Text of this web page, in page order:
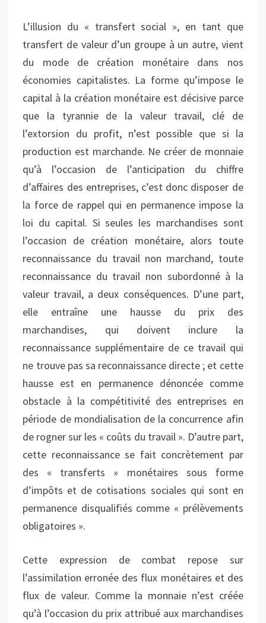
L’illusion du « transfert social », en tant que
transfert de valeur d’un groupe à un autre, vient
du mode de création monétaire dans nos
économies capitalistes. La forme qu’impose le
capital à la création monétaire est décisive parce
que la tyrannie de la valeur travail, clé de
l’extorsion du profit, n’est possible que si la
production est marchande. Ne créer de monnaie
qu’à l’occasion de l’anticipation du chiffre
d’affaires des entreprises, c’est donc disposer de
la force de rappel qui en permanence impose la
loi du capital. Si seules les marchandises sont
l’occasion de création monétaire, alors toute
reconnaissance du travail non marchand, toute
reconnaissance du travail non subordonné à la
valeur travail, a deux conséquences. D’une part,
elle entraîne une hausse du prix des
marchandises, qui doivent inclure la
reconnaissance supplémentaire de ce travail qui
ne trouve pas sa reconnaissance directe ; et cette
hausse est en permanence dénoncée comme
obstacle à la compétitivité des entreprises en
période de mondialisation de la concurrence afin
de rogner sur les « coûts du travail ». D’autre part,
cette reconnaissance se fait concrètement par
des « transferts » monétaires sous forme
d’impôts et de cotisations sociales qui sont en
permanence disqualifiés comme « prélèvements
obligatoires ».
Cette expression de combat repose sur
l’assimilation erronée des flux monétaires et des
flux de valeur. Comme la monnaie n’est créée
qu’à l’occasion du prix attribué aux marchandises